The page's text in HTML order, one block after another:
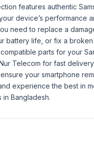
features authentic
device’s performance
need to replace a
battery life, or fix a broken
parts for your
Telecom for fast
your smartphone
experience the best in
Bangladesh.